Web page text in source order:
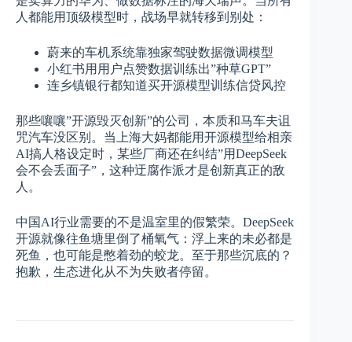
人都能用顶级模型时，战场早就转移到别处：
蔚来的车机系统靠独家驾驶数据微调模型
小红书用用户点赞数据训练出”种草GPT”
连乡镇银行都知道买开源模型训练信贷风控
那些嚷嚷”开源毁灭创新”的公司，本质和马车夫诅
咒汽车没区别。当上海大妈都能用开源模型给相亲
AI搞人格设定时，某些厂商还在纠结”用DeepSeek
会不会丢面子”，这种迂腐作派才是创新真正的敌
人。
中国AI行业需要的不是温室里的假繁荣。DeepSeek
开源就像往鱼塘里倒了桶氧气：浮上来的未必都是
死鱼，也可能是憋着劲的蛟龙。至于那些沉底的？
抱歉，生态进化从不为失败者停留。